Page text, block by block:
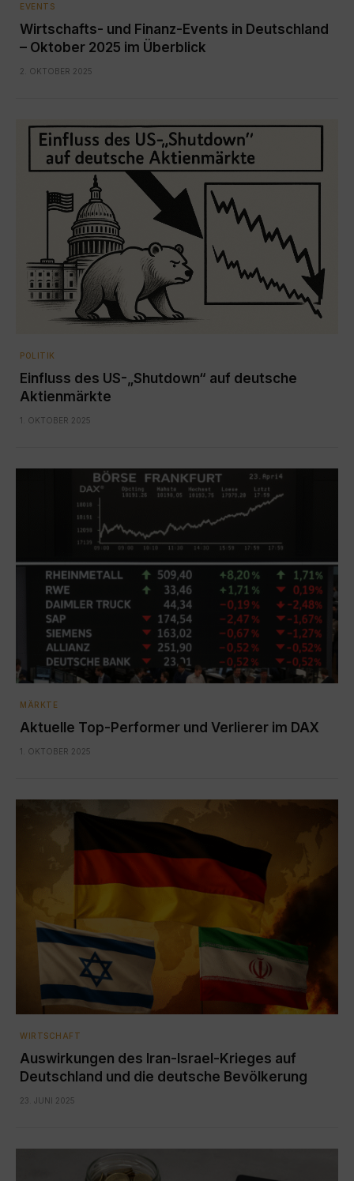
EVENTS
Wirtschafts- und Finanz-Events in Deutschland
– Oktober 2025 im Überblick
2. OKTOBER 2025
POLITIK
Einfluss des US-„Shutdown“ auf deutsche
Aktienmärkte
1. OKTOBER 2025
MÄRKTE
Aktuelle Top-Performer und Verlierer im DAX
1. OKTOBER 2025
WIRTSCHAFT
Auswirkungen des Iran-Israel-Krieges auf
Deutschland und die deutsche Bevölkerung
23. JUNI 2025